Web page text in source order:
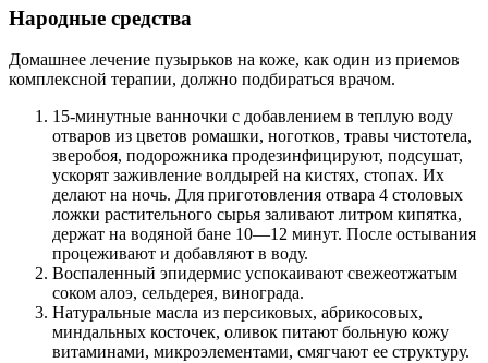
Народные средства
Домашнее лечение пузырьков на коже, как один из приемов
комплексной терапии, должно подбираться врачом.
15-минутные ванночки с добавлением в теплую воду
отваров из цветов ромашки, ноготков, травы чистотела,
зверобоя, подорожника продезинфицируют, подсушат,
ускорят заживление волдырей на кистях, стопах. Их
делают на ночь. Для приготовления отвара 4 столовых
ложки растительного сырья заливают литром кипятка,
держат на водяной бане 10—12 минут. После остывания
процеживают и добавляют в воду.
Воспаленный эпидермис успокаивают свежеотжатым
соком алоэ, сельдерея, винограда.
Натуральные масла из персиковых, абрикосовых,
миндальных косточек, оливок питают больную кожу
витаминами, микроэлементами, смягчают ее структуру.